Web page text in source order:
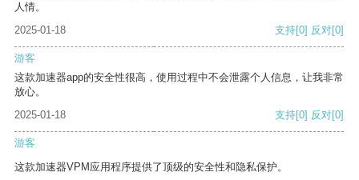
人情。
2025-01-18
支持[0] 反对[0]
游客
这款加速器app的安全性很高，使用过程中不会泄露个人信息，让我非常
放心。
2025-01-18
支持[0] 反对[0]
游客
这款加速器VPM应用程序提供了顶级的安全性和隐私保护。